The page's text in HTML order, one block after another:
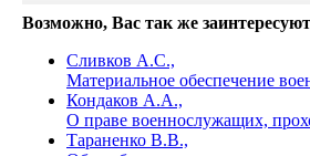
Возможно, Вас так же
Сливков А.С.,
Материальное обеспечение
Кондаков А.А.,
О праве военнослужащих,
Тараненко В.В.,